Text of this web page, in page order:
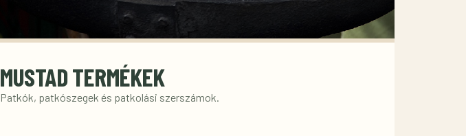
MUSTAD TERMÉKEK
Patkók, patkószegek és patkolási szerszámok.